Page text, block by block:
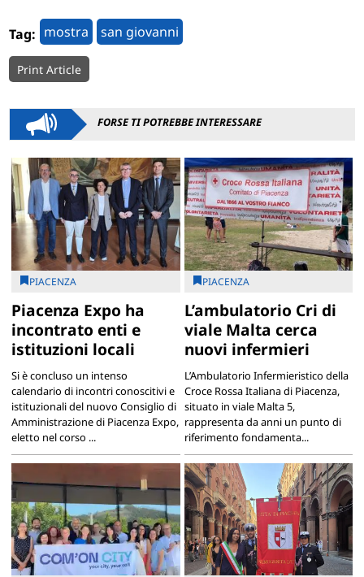
Tag: mostra san giovanni
Print Article
FORSE TI POTREBBE INTERESSARE
PIACENZA
Piacenza Expo ha
incontrato enti e
istituzioni locali
Si è concluso un intenso
calendario di incontri conoscitivi e
istituzionali del nuovo Consiglio di
Amministrazione di Piacenza Expo,
eletto nel corso ...
PIACENZA
L’ambulatorio Cri di
viale Malta cerca
nuovi infermieri
L’Ambulatorio Infermieristico della
Croce Rossa Italiana di Piacenza,
situato in viale Malta 5,
rappresenta da anni un punto di
riferimento fondamenta...